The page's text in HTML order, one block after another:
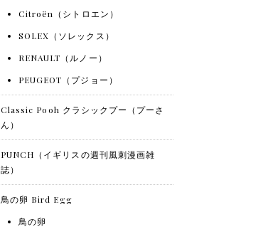
Citroën（シトロエン）
SOLEX（ソレックス）
RENAULT（ルノー）
PEUGEOT（プジョー）
Classic Pooh クラシックプー（プーさ
ん）
PUNCH（イギリスの週刊風刺漫画雑
誌）
鳥の卵 Bird Egg
鳥の卵